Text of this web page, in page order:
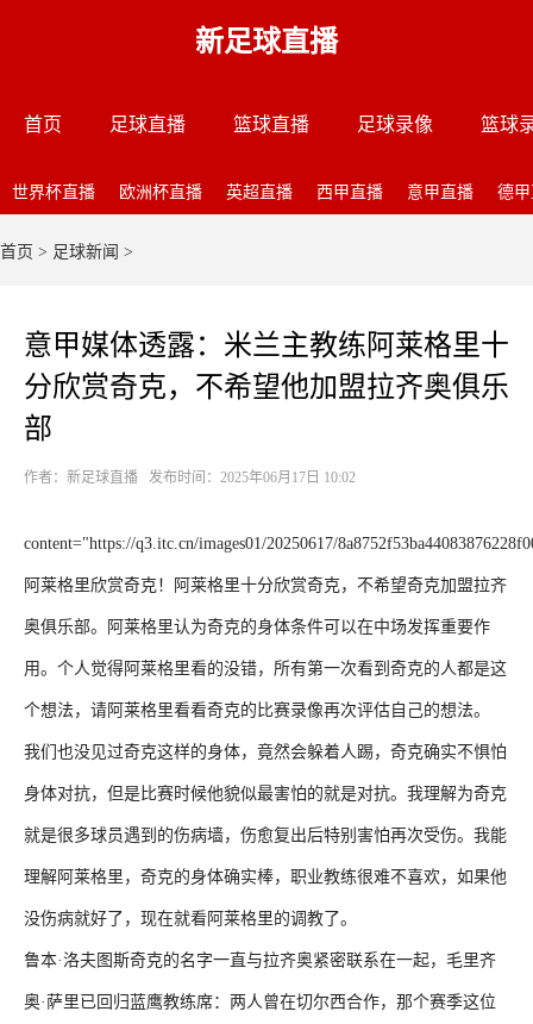
新足球直播
首页 足球直播 篮球直播 足球录像 篮球
世界杯直播 欧洲杯直播 英超直播 西甲直播 意甲直播 德
首页 > 足球新闻 >
意甲媒体透露：米兰主教练阿莱格里十
分欣赏奇克，不希望他加盟拉齐奥俱乐
部
作者：新足球直播 发布时间：2025年06月17日 10:02
content="https://q3.itc.cn/images01/20250617/
阿莱格里欣赏奇克！阿莱格里十分欣赏奇克，不希望奇克加盟拉齐
奥俱乐部。阿莱格里认为奇克的身体条件可以在中场发挥重要作
用。个人觉得阿莱格里看的没错，所有第一次看到奇克的人都是这
个想法，请阿莱格里看看奇克的比赛录像再次评估自己的想法。
我们也没见过奇克这样的身体，竟然会躲着人踢，奇克确实不惧怕
身体对抗，但是比赛时候他貌似最害怕的就是对抗。我理解为奇克
就是很多球员遇到的伤病墙，伤愈复出后特别害怕再次受伤。我能
理解阿莱格里，奇克的身体确实棒，职业教练很难不喜欢，如果他
没伤病就好了，现在就看阿莱格里的调教了。
鲁本·洛夫图斯奇克的名字一直与拉齐奥紧密联系在一起，毛里齐
奥·萨里已回归蓝鹰教练席：两人曾在切尔西合作，那个赛季这位